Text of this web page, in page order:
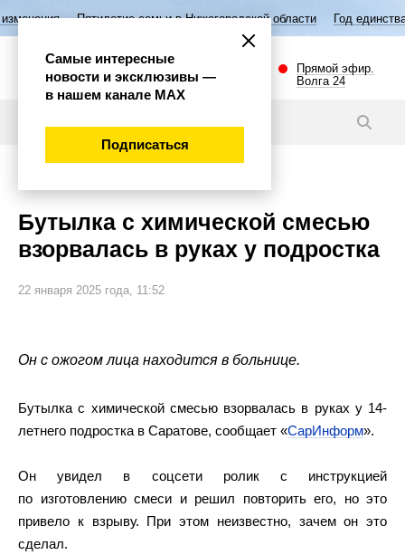
семьи в Нижегородской области Год единства народов
Прямой эфир.
Волга 24
Бутылка с химической смесью
взорвалась в руках у подростка
22 января 2025 года, 11:52
Он с ожогом лица находится в больнице.
Бутылка с химической смесью взорвалась в руках у 14-
летнего подростка в Саратове, сообщает «СарИнформ».
Он увидел в соцсети ролик с инструкцией
по изготовлению смеси и решил повторить его, но это
привело к взрыву. При этом неизвестно, зачем он это
сделал.
Самые интересные
новости и эксклюзивы —
в нашем канале МАХ
Подписаться